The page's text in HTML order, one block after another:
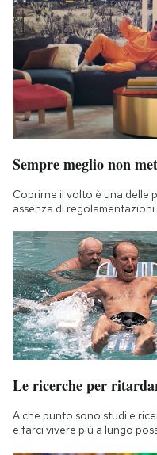
Sempre meglio non
Coprirne il volto è una delle
assenza di regolamentazioni
Le ricerche per
A che punto sono studi e
e farci vivere più a lungo